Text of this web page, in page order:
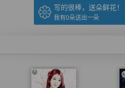
写的很棒，送朵鲜花！
我有0朵送出一朵